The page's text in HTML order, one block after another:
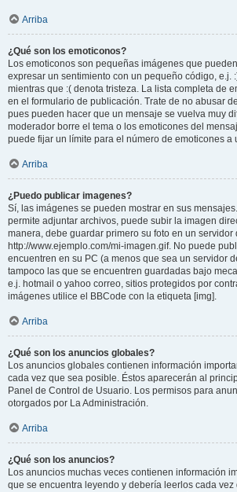
Arriba
¿Qué son los emoticonos?
Los emoticonos son pequeñas imágenes que
expresar un sentimiento con un pequeño código, e.j.
mientras que :( denota tristeza. La lista completa de
en el formulario de publicación. Trate de no abusar
pues pueden hacer que un mensaje se vuelva muy
moderador borre el tema o los emoticones del
puede fijar un límite para el número de emoticones a
Arriba
¿Puedo publicar imagenes?
Sí, las imágenes se pueden mostrar en sus
permite adjuntar archivos, puede subir la imagen
manera, debe guardar primero su foto en un servidor
http://www.ejemplo.com/mi-imagen.gif. No puede
encuentren en su PC (a menos que sea un servidor
tampoco las que se encuentren guardadas bajo
e.j. hotmail o yahoo correo, sitios protegidos por
imágenes utilice el BBCode con la etiqueta [img].
Arriba
¿Qué son los anuncios globales?
Los anuncios globales contienen información
cada vez que sea posible. Éstos aparecerán al
Panel de Control de Usuario. Los permisos para
otorgados por La Administración.
Arriba
¿Qué son los anuncios?
Los anuncios muchas veces contienen información
que se encuentra leyendo y debería leerlos cada